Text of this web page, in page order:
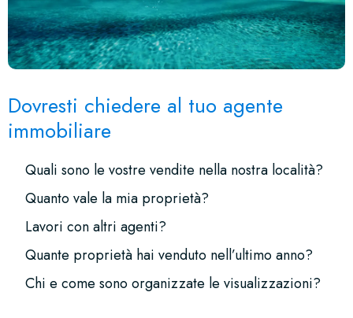
Dovresti chiedere al tuo agente
immobiliare
Quali sono le vostre vendite nella nostra località?
Quanto vale la mia proprietà?
Lavori con altri agenti?
Quante proprietà hai venduto nell’ultimo anno?
Chi e come sono organizzate le visualizzazioni?